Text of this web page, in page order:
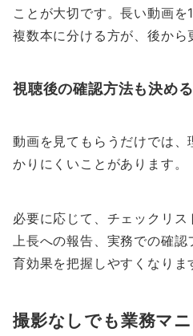
ことが大切です。長い動画
複数本に分ける方が、後から
視聴後の確認方法も決める
動画を見てもらうだけでは、
かりにくいことがあります。
必要に応じて、チェックリス
上長への報告、実務での確認
育効果を把握しやすくなりま
撮影なしでも業務マ